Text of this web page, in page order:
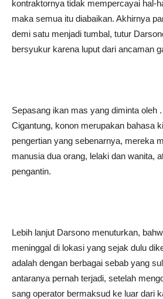
kontraktornya tidak mempercayai hal-
maka semua itu diabaikan. Akhirnya
demi satu menjadi tumbal, tutur
bersyukur karena luput dari ancaman
Sepasang ikan mas yang diminta oleh
Cigantung, konon merupakan bahasa
pengertian yang sebenarnya, mereka
manusia dua orang, lelaki dan wanita,
pengantin.
Lebih lanjut Darsono menuturkan,
meninggal di lokasi yang sejak dulu
adalah dengan berbagai sebab yang
antaranya pernah terjadi, setelah
sang operator bermaksud ke luar dari